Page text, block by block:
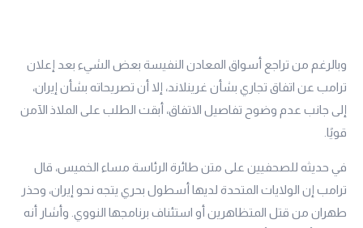
وبالرغم من تراجع أسواق المعادن النفيسة بعض الشيء بعد إعلان
ترامب عن اتفاق تجاري بشأن غرينلاند، إلا أن تصريحاته بشأن إيران،
إلى جانب عدم وضوح تفاصيل الاتفاق، أبقت الطلب على الملاذ الآمن
قويًا.
في حديثه للصحفيين على متن طائرة الرئاسة مساء الخميس، قال
ترامب إن الولايات المتحدة لديها أسطول بحري يتجه نحو إيران، وحذر
طهران من قتل المتظاهرين أو استئناف برنامجها النووي. وأشار أنه